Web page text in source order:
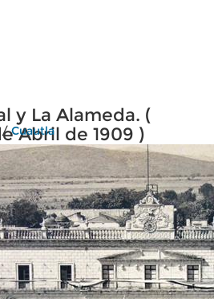
y La Alameda. (
Abril de 1909 )
Cuautla